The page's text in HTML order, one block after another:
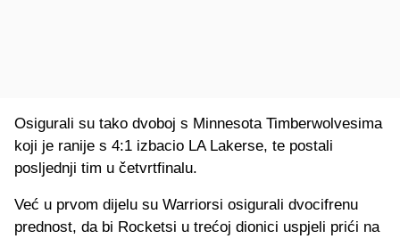
Osigurali su tako dvoboj s Minnesota Timberwolvesima
koji je ranije s 4:1 izbacio LA Lakerse, te postali
posljednji tim u četvrtfinalu.
Već u prvom dijelu su Warriorsi osigurali dvocifrenu
prednost, da bi Rocketsi u trećoj dionici uspjeli prići na